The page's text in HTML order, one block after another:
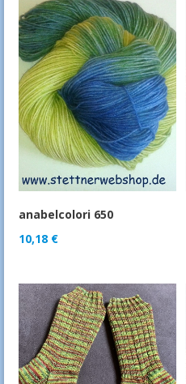
anabelcolori 650
10,18 €